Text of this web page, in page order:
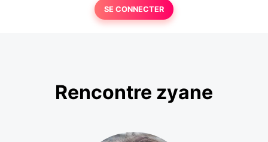
SE CONNECTER
Rencontre zyane